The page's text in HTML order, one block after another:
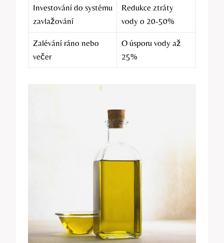
Investování do systému
zavlažování
Redukce ztráty
vody o 20-50%
Zalévání ráno nebo
večer
O úsporu vody až
25%